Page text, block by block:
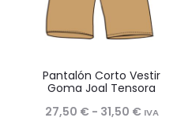
Pantalón Corto Vestir
Goma Joal Tensora
27,50 € - 31,50 €Rango
IVA